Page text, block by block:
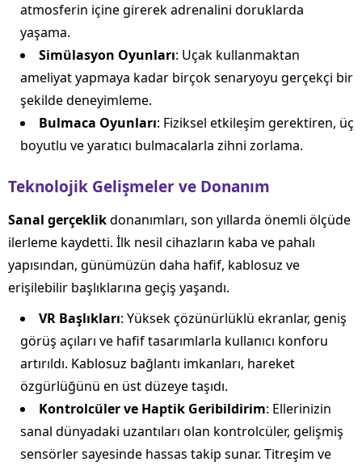
atmosferin içine girerek adrenalini doruklarda
yaşama.
Simülasyon Oyunları: Uçak kullanmaktan
ameliyat yapmaya kadar birçok senaryoyu gerçekçi bir
şekilde deneyimleme.
Bulmaca Oyunları: Fiziksel etkileşim gerektiren, üç
boyutlu ve yaratıcı bulmacalarla zihni zorlama.
Teknolojik Gelişmeler ve Donanım
Sanal gerçeklikdonanımları, son yıllarda önemli ölçüde
ilerleme kaydetti. İlk nesil cihazların kaba ve pahalı
yapısından, günümüzün daha hafif, kablosuz ve
erişilebilir başlıklarına geçiş yaşandı.
VR Başlıkları: Yüksek çözünürlüklü ekranlar, geniş
görüş açıları ve hafif tasarımlarla kullanıcı konforu
artırıldı. Kablosuz bağlantı imkanları, hareket
özgürlüğünü en üst düzeye taşıdı.
Kontrolcüler ve Haptik Geribildirim: Ellerinizin
sanal dünyadaki uzantıları olan kontrolcüler, gelişmiş
sensörler sayesinde hassas takip sunar. Titreşim ve